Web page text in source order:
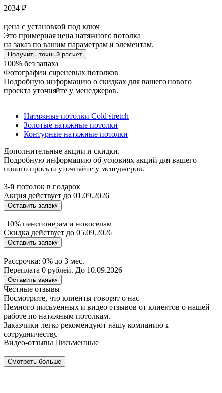
2034 ₽
цена с установкой под ключ
Это примерная цена натяжного потолка
на заказ по вашим параметрам и элементам.
Получить точный расчет
100% без запаха
Фотографии сиреневых потолков
Подробную информацию о скидках для вашего нового
проекта уточняйте у менеджеров.
Натяжные потолки Cold stretch
Золотые натяжные потолки
Контурные натяжные потолки
Дополнительные акции и скидки.
Подробную информацию об условиях акций для вашего
нового проекта уточняйте у менеджеров.
3-й потолок в подарок
Акция действует до 01.09.2026
Оставить заявку
-10% пенсионерам и новоселам
Скидка действует до 05.09.2026
Оставить заявку
Рассрочка: 0% до 3 мес.
Переплата 0 рублей. До 10.09.2026
Оставить заявку
Честные отзывы
Посмотрите, что клиенты говорят о нас
Немного письменных и видео отзывов от клиентов о нашей
работе по натяжным потолкам.
Заказчики легко рекомендуют нашу компанию к
сотрудничеству.
Видео-отзывы Письменные
Смотреть больше